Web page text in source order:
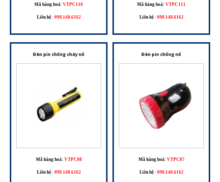
Mã hàng hoá: VTPC110
Liên hệ : 098.148.6162
Mã hàng hoá: VTPC111
Liên hệ : 098.148.6162
Đèn pin chống cháy nổ
Mã hàng hoá: VTPC88
Liên hệ : 098.148.6162
Đèn pin chống nổ
Mã hàng hoá: VTPC87
Liên hệ : 098.148.6162